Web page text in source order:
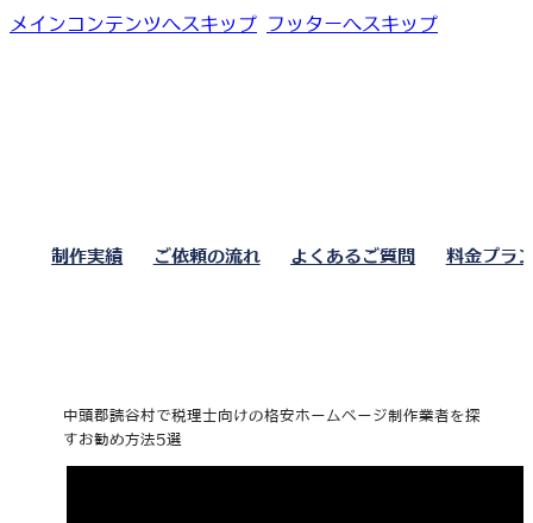
メインコンテンツへスキップ フッターへスキップ
制作実績 ご依頼の流れ よくあるご質問 料金プラ
中頭郡読谷村で税理士向けの格安ホームページ制作業者を探
すお勧め方法5選